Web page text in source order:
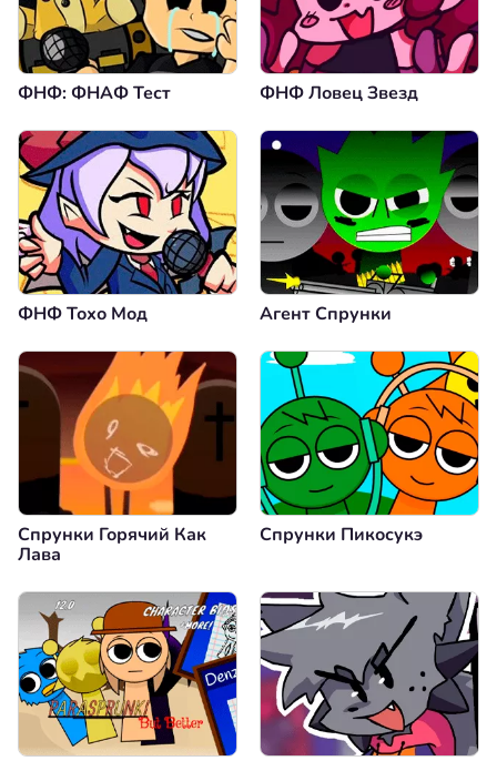
ФНФ: ФНАФ Тест ФНФ Ловец Звезд
ФНФ Тохо Мод Агент Спрунки
Спрунки Горячий Как
Лава
Спрунки Пикосукэ